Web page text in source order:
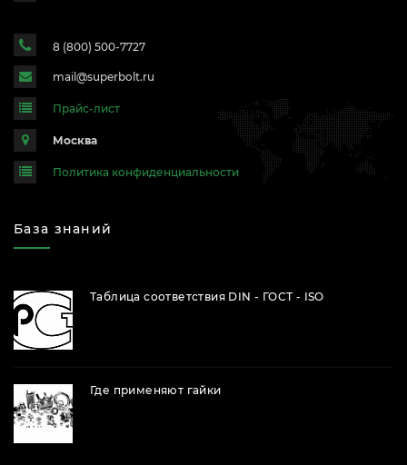
8 (800) 500-7727
mail@superbolt.ru
Прайс-лист
Москва
Политика конфиденциальности
База знаний
Таблица соответствия DIN - ГОСТ - ISO
Где применяют гайки